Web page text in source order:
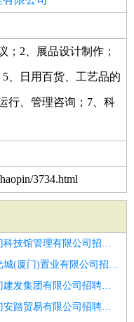
；2、展品设计制作；
、日用百货、工艺品的
行、管理咨询；7、科
3734.html
厦门科技馆管理有限公司招聘客服
阳光城(厦门)置业有限公司招聘空海运操作客服
厦门建发集团有限公司招聘长期招聘销售客服人员
厦门安踏贸易有限公司招聘泉州店